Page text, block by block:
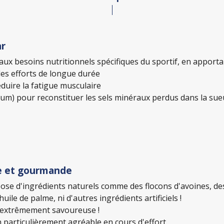
besoins nutritionnels spécifiques du sportif, en
efforts de longue durée
la fatigue musculaire
pour reconstituer les sels minéraux perdus dans la
et gourmande
d'ingrédients naturels comme des flocons d'avoines,
de palme, ni d'autres ingrédients artificiels !
savoureuse !